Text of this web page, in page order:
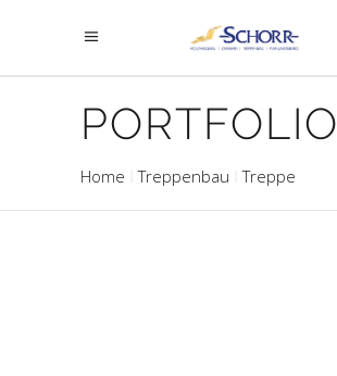
PORTFOLIO
Home Treppenbau Treppe